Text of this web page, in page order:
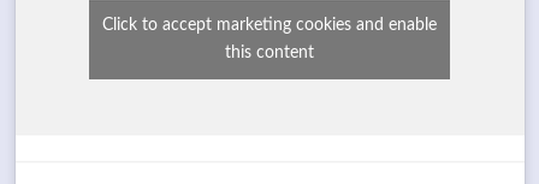
Click to accept marketing cookies and enable
this content